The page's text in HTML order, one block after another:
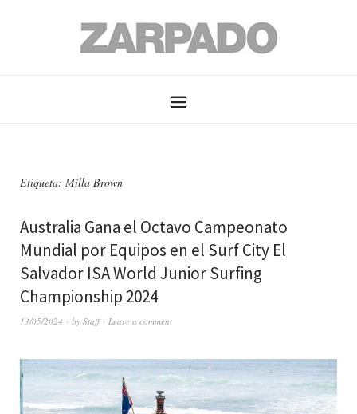
Etiqueta: Milla Brown
Australia Gana el Octavo Campeonato
Mundial por Equipos en el Surf City El
Salvador ISA World Junior Surfing
Championship 2024
13/05/2024 by Staff Leave a comment